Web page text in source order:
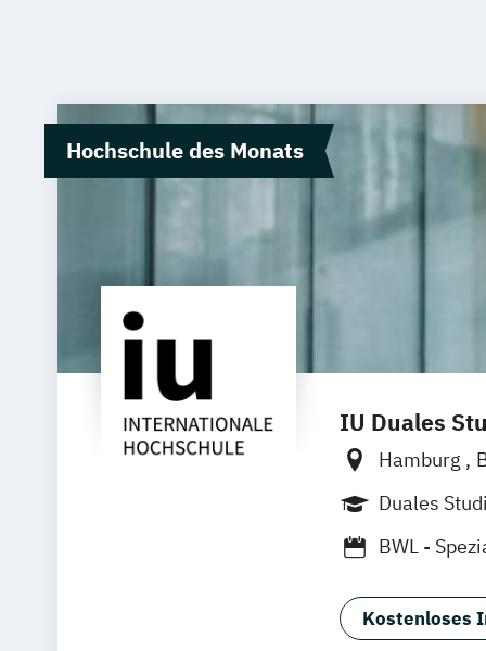
Hochschule des Monats
IU Duales
Hamburg
Dortmund
Duales
BWL -
BWL -
Kostenloses